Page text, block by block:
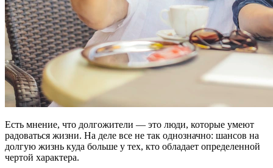
Есть мнение, что долгожители — это люди, которые умеют
радоваться жизни. На деле все не так однозначно: шансов на
долгую жизнь куда больше у тех, кто обладает определенной
чертой характера.